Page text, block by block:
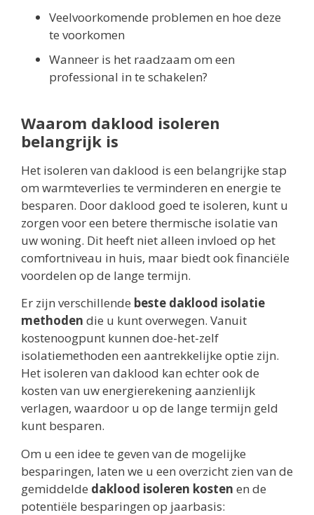
Veelvoorkomende problemen en hoe deze
te voorkomen
Wanneer is het raadzaam om een
professional in te schakelen?
Waarom daklood isoleren
belangrijk is
Het isoleren van daklood is een belangrijke stap
om warmteverlies te verminderen en energie te
besparen. Door daklood goed te isoleren, kunt u
zorgen voor een betere thermische isolatie van
uw woning. Dit heeft niet alleen invloed op het
comfortniveau in huis, maar biedt ook financiële
voordelen op de lange termijn.
Er zijn verschillende beste daklood isolatie
methoden die u kunt overwegen. Vanuit
kostenoogpunt kunnen doe-het-zelf
isolatiemethoden een aantrekkelijke optie zijn.
Het isoleren van daklood kan echter ook de
kosten van uw energierekening aanzienlijk
verlagen, waardoor u op de lange termijn geld
kunt besparen.
Om u een idee te geven van de mogelijke
besparingen, laten we u een overzicht zien van de
gemiddelde daklood isoleren kosten en de
potentiële besparingen op jaarbasis: